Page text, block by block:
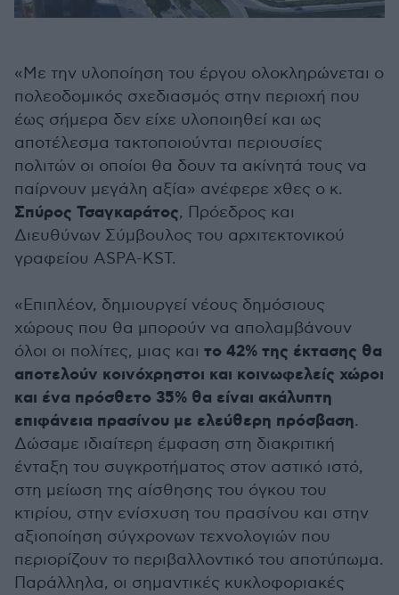
«Με την υλοποίηση του έργου ολοκληρώνεται ο
πολεοδομικός σχεδιασμός στην περιοχή που
έως σήμερα δεν είχε υλοποιηθεί και ως
αποτέλεσμα τακτοποιούνται περιουσίες
πολιτών οι οποίοι θα δουν τα ακίνητά τους να
παίρνουν μεγάλη αξία» ανέφερε χθες ο κ.
Σπύρος Τσαγκαράτος, Πρόεδρος και
Διευθύνων Σύμβουλος του αρχιτεκτονικού
γραφείου ASPA-KST.
«Επιπλέον, δημιουργεί νέους δημόσιους
χώρους που θα μπορούν να απολαμβάνουν
όλοι οι πολίτες, μιας και το 42% της έκτασης θα
αποτελούν κοινόχρηστοι και κοινωφελείς χώροι
και ένα πρόσθετο 35% θα είναι ακάλυπτη
επιφάνεια πρασίνου με ελεύθερη πρόσβαση.
Δώσαμε ιδιαίτερη έμφαση στη διακριτική
ένταξη του συγκροτήματος στον αστικό ιστό,
στη μείωση της αίσθησης του όγκου του
κτιρίου, στην ενίσχυση του πρασίνου και στην
αξιοποίηση σύγχρονων τεχνολογιών που
περιορίζουν το περιβαλλοντικό του αποτύπωμα.
Παράλληλα, οι σημαντικές κυκλοφοριακές